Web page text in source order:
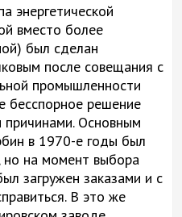
энергетической
вместо более
был сделан
после совещания с
промышленности
бесспорное решение
причинами. Основным
в 1970-е годы был
на момент выбора
загружен заказами и с
В это же